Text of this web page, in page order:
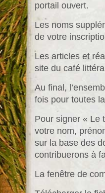
portail ouvert.
Les noms
de votre
Les articles et
site du café
Au final,
fois pour toutes
Pour signer « Le
votre nom,
sur la base des
contribuerons à
La fenêtre de